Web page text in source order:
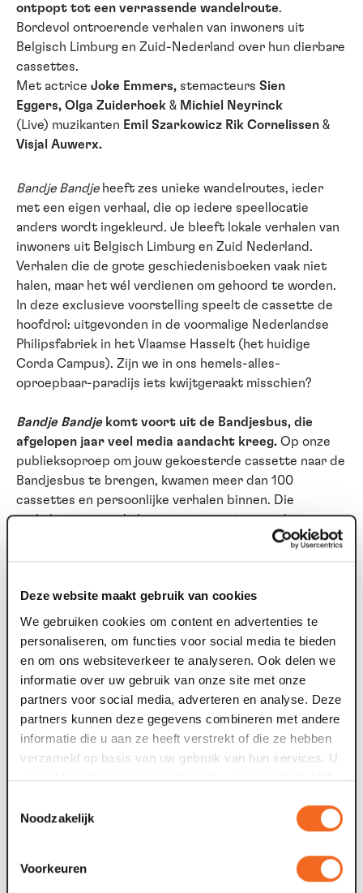
Deze website maakt gebruik van cookies
We gebruiken cookies om content en advertenties te
personaliseren, om functies voor social media te bieden
en om ons websiteverkeer te analyseren. Ook delen we
informatie over uw gebruik van onze site met onze
partners voor social media, adverteren en analyse. Deze
partners kunnen deze gegevens combineren met andere
informatie die u aan ze heeft verstrekt of die ze hebben
verzameld op basis van uw gebruik van hun services. U
gaat akkoord met onze cookies als u onze website blijft
Noodzakelijk
Voorkeuren
ontpopt tot een verrassende wandelroute.
Bordevol ontroerende verhalen van inwoners uit
Belgisch Limburg en Zuid-Nederland over hun dierbare
cassettes.
Met actrice Joke Emmers, stemacteurs Sien
Eggers, Olga Zuiderhoek & Michiel Neyrinck
(Live) muzikanten Emil Szarkowicz Rik Cornelissen &
Visjal Auwerx.
Bandje Bandjeheeft zes unieke wandelroutes, ieder
met een eigen verhaal, die op iedere speellocatie
anders wordt ingekleurd. Je bleeft lokale verhalen van
inwoners uit Belgisch Limburg en Zuid Nederland.
Verhalen die de grote geschiedenisboeken vaak niet
halen, maar het wél verdienen om gehoord te worden.
In deze exclusieve voorstelling speelt de cassette de
hoofdrol: uitgevonden in de voormalige Nederlandse
Philipsfabriek in het Vlaamse Hasselt (het huidige
Corda Campus). Zijn we in ons hemels-alles-
oproepbaar-paradijs iets kwijtgeraakt misschien?
Bandje Bandjekomt voort uit de Bandjesbus, die
afgelopen jaar veel media aandacht kreeg. Op onze
publieksoproep om jouw gekoesterde cassette naar de
Bandjesbus te brengen, kwamen meer dan 100
cassettes en persoonlijke verhalen binnen. Die
verhalen vormen de basis en inspiratie voor deze
Per voorstelling zijn beperkt aantal plaatsen (voor 18
personen). De voorstelling start op meerdere
momenten per dag.
Er zijn 6 verschillende wandelroutes ieder met een
exclusief verhaal.
Iedere route duurt ongeveer 50 minuten.
Je beleeft de audioroute alleen.
Je ticket is geldig voor 1 van de 6 routes.
Wil je meerdere routes beleven op dezelfde
entreekaart met een andere aanvangstijd. (NB: zorg
dat er minimaal 1 uur tussen beiden aanvangstijden
zit zodat beiden tours elkaar niet overlappen).